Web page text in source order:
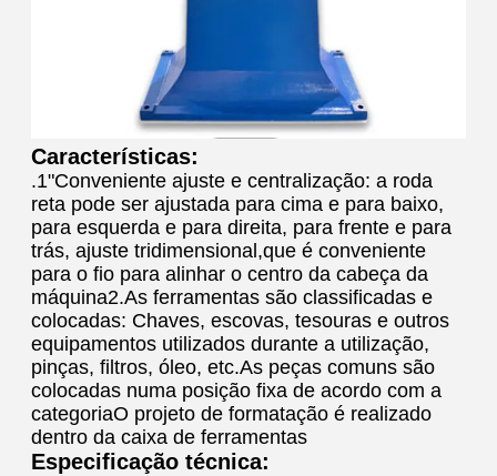
Características:
.1"Conveniente ajuste e centralização: a roda
reta pode ser ajustada para cima e para baixo,
para esquerda e para direita, para frente e para
trás, ajuste tridimensional,que é conveniente
para o fio para alinhar o centro da cabeça da
máquina2.As ferramentas são classificadas e
colocadas: Chaves, escovas, tesouras e outros
equipamentos utilizados durante a utilização,
pinças, filtros, óleo, etc.As peças comuns são
colocadas numa posição fixa de acordo com a
categoriaO projeto de formatação é realizado
dentro da caixa de ferramentas
Especificação técnica: